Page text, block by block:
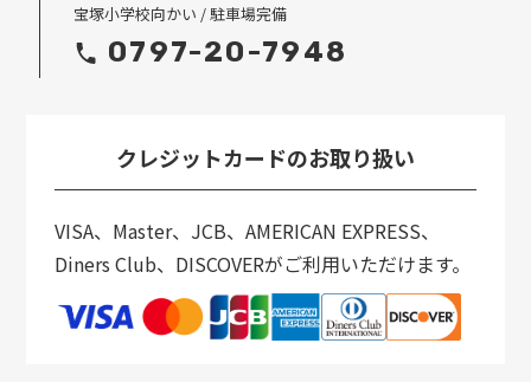
宝塚小学校向かい / 駐車場完備
0797-20-7948
クレジットカードのお取り扱い
VISA、Master、JCB、AMERICAN EXPRESS、
Diners Club、DISCOVERがご利用いただけます。